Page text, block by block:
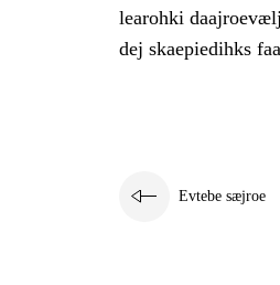
learohki
dej skaepiedihks
Evtebe sæjroe